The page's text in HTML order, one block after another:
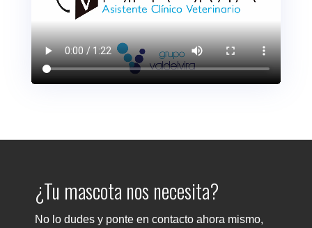
¿Tu mascota nos necesita?
No lo dudes y ponte en contacto ahora mismo,